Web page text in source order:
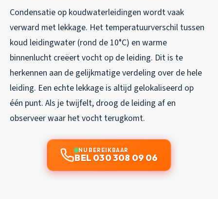
Condensatie op koudwaterleidingen wordt vaak
verward met lekkage. Het temperatuurverschil tussen
koud leidingwater (rond de 10°C) en warme
binnenlucht creëert vocht op de leiding. Dit is te
herkennen aan de gelijkmatige verdeling over de hele
leiding. Een echte lekkage is altijd gelokaliseerd op
één punt. Als je twijfelt, droog de leiding af en
observeer waar het vocht terugkomt.
NU BEREIKBAAR
BEL 030 308 09 06